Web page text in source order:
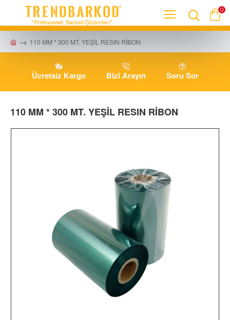
0
110 MM * 300 MT. YEŞİL RESIN RİBON
Ücretsiz Kargo Bizi Arayın Soru Sor
110 MM * 300 MT. YEŞİL RESIN RİBON